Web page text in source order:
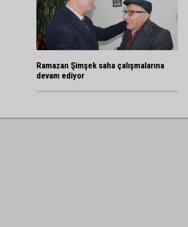
Ramazan Şimşek saha çalışmalarına
devam ediyor